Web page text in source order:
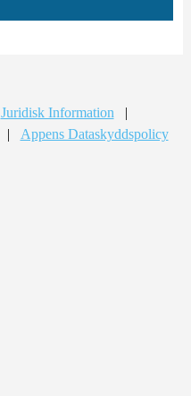
Juridisk Information
|
| Appens Dataskyddspolicy